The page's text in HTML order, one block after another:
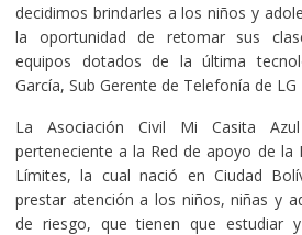
decidimos brindarles a los niños y
la oportunidad de retomar sus
equipos dotados de la última
García, Sub Gerente de Telefonía de LG
La Asociación Civil Mi Casita
perteneciente a la Red de apoyo de la
Límites, la cual nació en Ciudad
prestar atención a los niños, niñas y
de riesgo, que tienen que estudiar